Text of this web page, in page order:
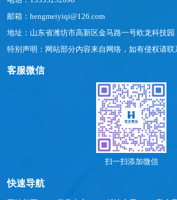
邮箱：hengmeiyiqi@126.com
地址：山东省潍坊市高新区金马路一号欧龙科技园
特别声明：网站部分内容来自网络，如有侵权请联
客服微信
扫一扫添加微信
快速导航